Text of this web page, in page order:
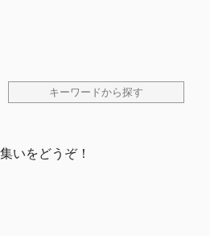
いをどうぞ！